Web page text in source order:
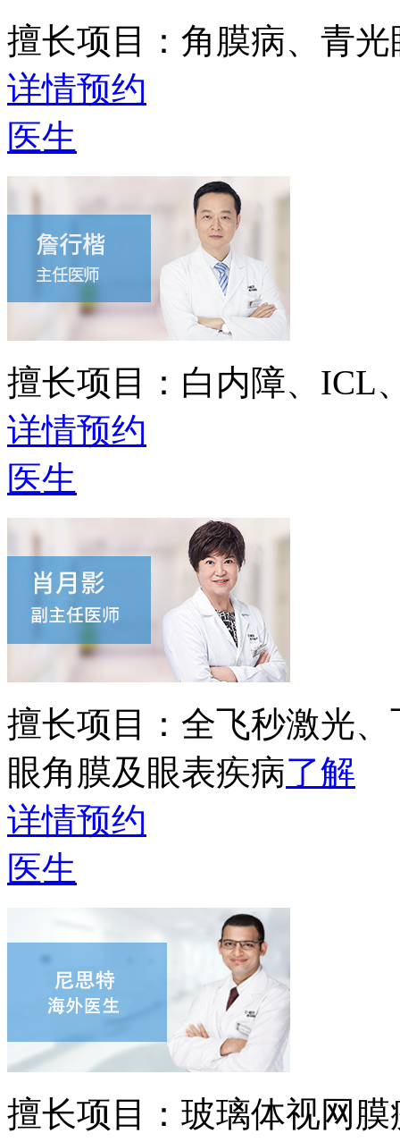
擅长项目： 角膜病、青
详情预约
医生
擅长项目： 白内障、ICL
详情预约
医生
擅长项目： 全飞秒激光
眼角膜及眼表疾病了解
详情预约
医生
擅长项目： 玻璃体视网